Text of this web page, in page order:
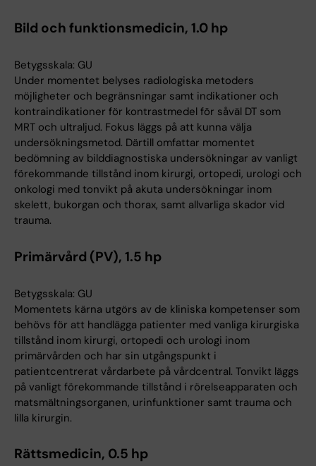
Bild och funktionsmedicin, 1.0 hp
Betygsskala: GU
Under momentet belyses radiologiska metoders
möjligheter och begränsningar samt indikationer och
kontraindikationer för kontrastmedel för såväl DT som
MRT och ultraljud. Fokus läggs på att kunna välja
undersökningsmetod. Därtill omfattar momentet
bedömning av bilddiagnostiska undersökningar av vanligt
förekommande tillstånd inom kirurgi, ortopedi, urologi och
onkologi med tonvikt på akuta undersökningar inom
skelett, bukorgan och thorax, samt allvarliga skador vid
trauma.
Primärvård (PV), 1.5 hp
Betygsskala: GU
Momentets kärna utgörs av de kliniska kompetenser som
behövs för att handlägga patienter med vanliga kirurgiska
tillstånd inom kirurgi, ortopedi och urologi inom
primärvården och har sin utgångspunkt i
patientcentrerat vårdarbete på vårdcentral. Tonvikt läggs
på vanligt förekommande tillstånd i rörelseapparaten och
matsmältningsorganen, urinfunktioner samt trauma och
lilla kirurgin.
Rättsmedicin, 0.5 hp